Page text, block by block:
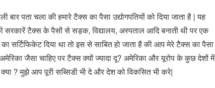
पता चला की हमारे टैक्स का पैसा उद्योगपतियों को दिया जाता है | यह
सरकारें टैक्स के पैसों से सड़क, विद्यालय, अस्पताल आदि बनाती थी पर एक
सर्टिफिकेट दिया था तो इस से साबित हो जाता है की आप मेरे टैक्स का पैसा
जैसा चाहिए पर टैक्स क्यों ज्यादा दू? अमेरिका और यूरोप के कुछ देशों में
? मुझे आप पूरी सब्सिडी भी दे और देश को विकसित भी करे|